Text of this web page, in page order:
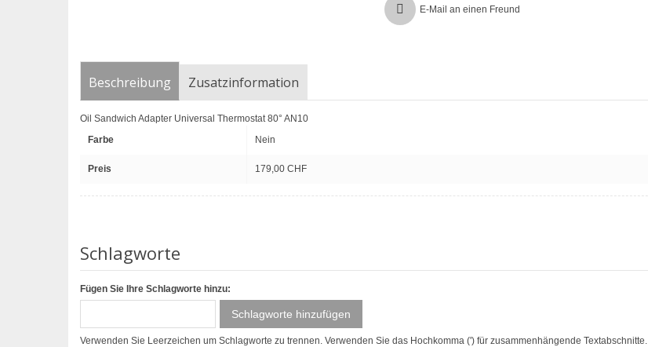
E-Mail an einen Freund
Beschreibung Zusatzinformation
Oil Sandwich Adapter Universal Thermostat 80° AN10
Farbe
Nein
Preis 179,00 CHF
Schlagworte
Fügen Sie Ihre Schlagworte hinzu:
Schlagworte hinzufügen
Verwenden Sie Leerzeichen um Schlagworte zu trennen. Verwenden Sie das Hochkomma (') für zusammenhängende Textabschnitte.